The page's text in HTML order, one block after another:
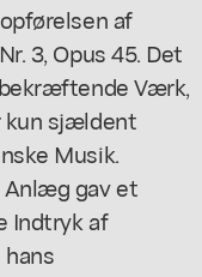
af
3, Opus 45. Det
Værk,
kun sjældent
Musik.
Anlæg gav et
Indtryk af